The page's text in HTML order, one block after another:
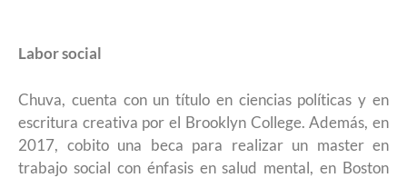
Labor social
Chuva, cuenta con un título en ciencias políticas y en
escritura creativa por el Brooklyn College. Además, en
2017, cobito una beca para realizar un master en
trabajo social con énfasis en salud mental, en Boston